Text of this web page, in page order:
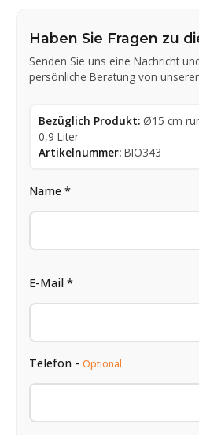
Haben Sie Fragen zu
Senden Sie uns eine Nachricht
persönliche Beratung von
Bezüglich Produkt: Ø15 cm
0,9 Liter
Artikelnummer: BIO343
Name *
E-Mail *
Telefon - Optional